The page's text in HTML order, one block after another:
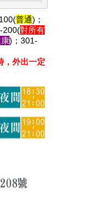
普通) ；
200(對所有
) ；301-
，外出一定